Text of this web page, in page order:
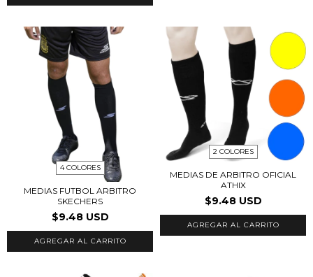
4 COLORES
MEDIAS FUTBOL ARBITRO
SKECHERS
$9.48 USD
AGREGAR AL CARRITO
2 COLORES
MEDIAS DE ARBITRO OFICIAL
ATHIX
$9.48 USD
AGREGAR AL CARRITO